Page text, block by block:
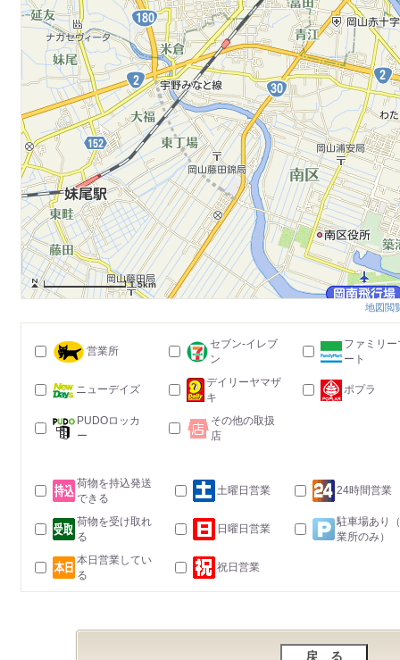
1.5km
地図閲
営業所
セブン-イレブ
ン
ファミリー
ート
ニューデイズ
デイリーヤマザ
キ
ポプラ
PUDOロッカ
ー
その他の取扱
店
荷物を持込発送
できる
土曜日営業 24時間営業
荷物を受け取れ
る
日曜日営業
駐車場あり
業所のみ）
本日営業してい
る
祝日営業